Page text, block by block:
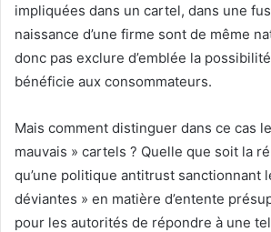
impliquées dans un cartel, dans une
naissance d’une firme sont de même
donc pas exclure d’emblée la
bénéficie aux consommateurs.
Mais comment distinguer dans ce cas
mauvais » cartels ? Quelle que soit la
qu’une politique antitrust sanctionnant
déviantes » en matière d’entente
pour les autorités de répondre à une